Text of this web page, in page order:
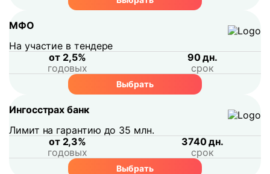
МФО
На участие в тендере
от 2,5%
годовых
90 дн.
срок
Выбрать
Ингосстрах банк
Лимит на гарантию до 35 млн.
от 2,3%
годовых
3740 дн.
срок
Выбрать